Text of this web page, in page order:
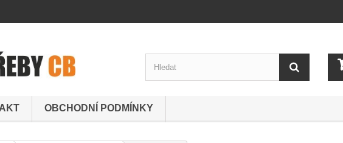
OBCHODNÍ PODMÍNKY